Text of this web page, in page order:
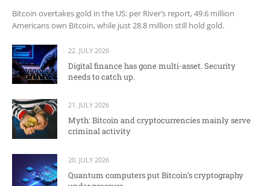
Bitcoin overtakes gold in the US: per River’s report, 49.6 million
Americans own Bitcoin, while just 28.8 million still hold gold.
22. JULY 2026
Digital finance has gone multi-asset. Security
needs to catch up.
21. JULY 2026
Myth: Bitcoin and cryptocurrencies mainly serve
criminal activity
20. JULY 2026
Quantum computers put Bitcoin’s cryptography